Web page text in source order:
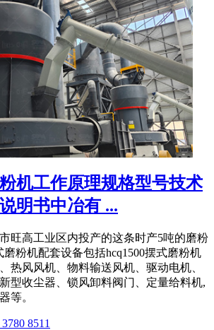
机工作原理规格型号技术
明书中冶有 ...
旺高工业区内投产的这条时产5吨的磨粉
磨粉机配套设备包括hcq1500摆式磨粉机
热风风机、物料输送风机、驱动电机、
型收尘器、锁风卸料阀门、定量给料机,
等。
8511